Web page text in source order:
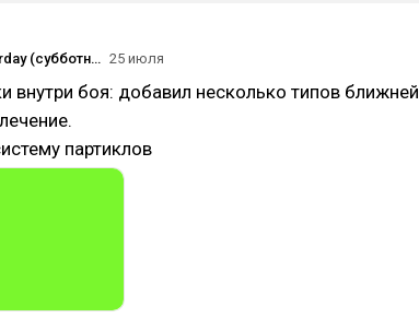
#screenshotsaturday (субботний скриншот) на DTF 25.07.2026 25 июля
внутри боя: добавил несколько типов ближней
партиклов